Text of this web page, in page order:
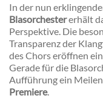
In der nun
Blasorchestererhält
Perspektive. Die
Transparenz der
des Chors eröffnen
Gerade für die
Aufführung ein
Premiere.